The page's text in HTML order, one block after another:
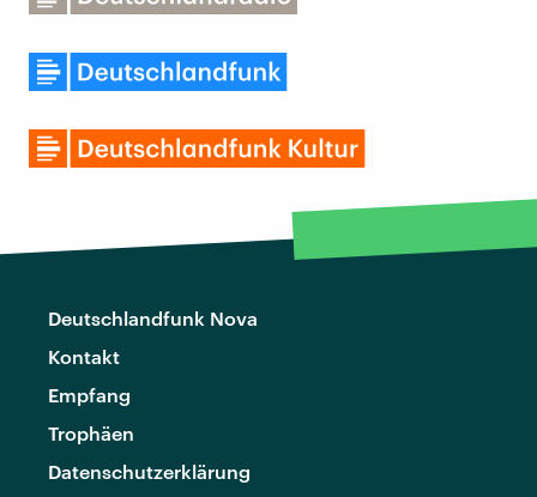
Deutschlandfunk Nova
Kontakt
Empfang
Trophäen
Datenschutzerklärung